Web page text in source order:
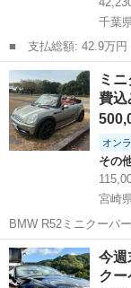
千葉
■ 支払総額: 42.9万円 ■ 車両本体価格： 410,000 円 ■ メーカー
名： ＢＭＷ ■ 車種
■ 排気量： 2000cc
千葉 船橋市
ミ
費
オン
その
宮崎
BMW R52ミニクーパーコンバーチブルの出品です。 委託になりま
す。 これからの季節オープンで走りまわりませんか？ 車検7/31に取り
立てです。丸々2年付き 今年度自動車税込みです。 諸経費一切か
ません。 ...
宮崎 児湯郡 日
今週